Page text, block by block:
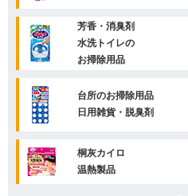
芳香・消臭剤
水洗トイレの
お掃除用品
台所のお掃除用品
日用雑貨・脱臭剤
桐灰カイロ
温熱製品